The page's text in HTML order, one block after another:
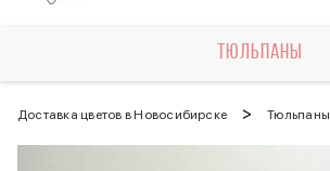
ТЮЛЬПАНЫ
Доставка цветов в Новосибирске > Тюльпаны